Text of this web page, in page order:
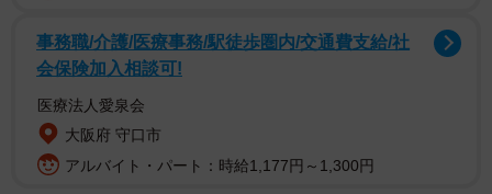
事務職/介護/医療事務/駅徒歩圏内/交通費支給/社
会保険加入相談可!
医療法人愛泉会
大阪府 守口市
アルバイト・パート：時給1,177円～1,300円